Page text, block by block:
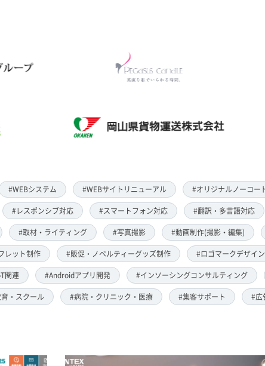
#WEBシステム #WEBサイトリニューアル #オリジナルノーコー
#レスポンシブ対応 #スマートフォン対応 #翻訳・多言語対応
#取材・ライティング #写真撮影 #動画制作(撮影・編集)
レット制作 #販促・ノベルティーグッズ制作 #ロゴマークデザイン
関連 #Androidアプリ開発 #インソーシングコンサルティング
・スクール #病院・クリニック・医療 #集客サポート #広